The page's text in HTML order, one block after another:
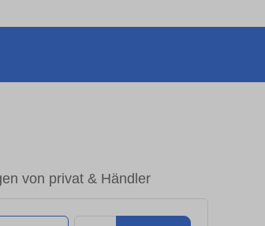
von privat & Händler